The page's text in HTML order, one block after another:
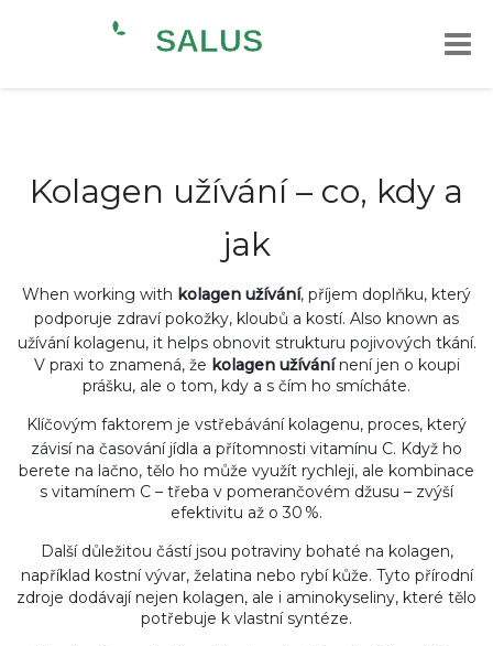
Kolagen užívání – co, kdy a
jak
When working with kolagen užívání, příjem doplňku, který
podporuje zdraví pokožky, kloubů a kostí. Also known as
užívání kolagenu, it helps obnovit strukturu pojivových tkání.
V praxi to znamená, že kolagen užívánínení jen o koupi
prášku, ale o tom, kdy a s čím ho smícháte.
Klíčovým faktorem je vstřebávání kolagenu, proces, který
závisí na časování jídla a přítomnosti vitamínu C. Když ho
berete na lačno, tělo ho může využít rychleji, ale kombinace
s vitamínem C – třeba v pomerančovém džusu – zvýší
efektivitu až o 30 %.
Další důležitou částí jsou potraviny bohaté na kolagen,
například kostní vývar, želatina nebo rybí kůže. Tyto přírodní
zdroje dodávají nejen kolagen, ale i aminokyseliny, které tělo
potřebuje k vlastní syntéze.